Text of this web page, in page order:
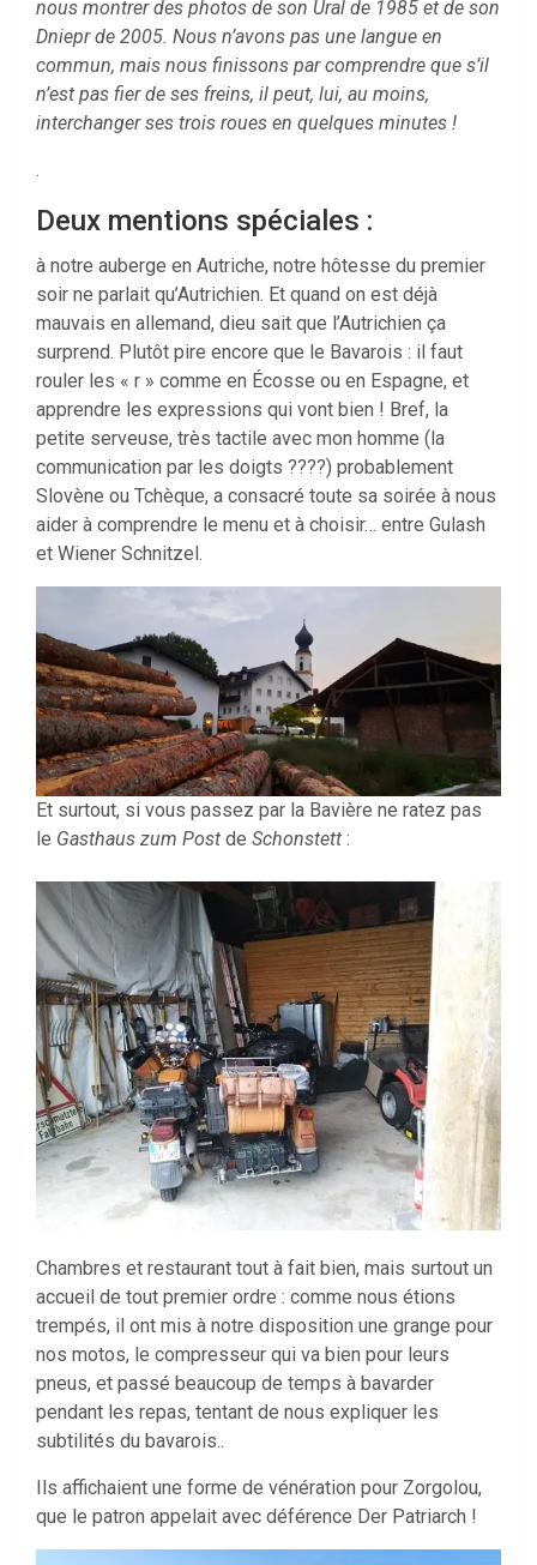
nous montrer des photos de son Ural de 1985 et de son
Dniepr de 2005. Nous n’avons pas une langue en
commun, mais nous finissons par comprendre que s’il
n’est pas fier de ses freins, il peut, lui, au moins,
interchanger ses trois roues en quelques minutes !
.
Deux mentions spéciales :
à notre auberge en Autriche, notre hôtesse du premier
soir ne parlait qu’Autrichien. Et quand on est déjà
mauvais en allemand, dieu sait que l’Autrichien ça
surprend. Plutôt pire encore que le Bavarois : il faut
rouler les « r » comme en Écosse ou en Espagne, et
apprendre les expressions qui vont bien ! Bref, la
petite serveuse, très tactile avec mon homme (la
communication par les doigts ????) probablement
Slovène ou Tchèque, a consacré toute sa soirée à nous
aider à comprendre le menu et à choisir… entre Gulash
et Wiener Schnitzel.
Et surtout, si vous passez par la Bavière ne ratez pas
le Gasthaus zum Post de Schonstett :
Chambres et restaurant tout à fait bien, mais surtout un
accueil de tout premier ordre : comme nous étions
trempés, il ont mis à notre disposition une grange pour
nos motos, le compresseur qui va bien pour leurs
pneus, et passé beaucoup de temps à bavarder
pendant les repas, tentant de nous expliquer les
subtilités du bavarois..
Ils affichaient une forme de vénération pour Zorgolou,
que le patron appelait avec déférence Der Patriarch !